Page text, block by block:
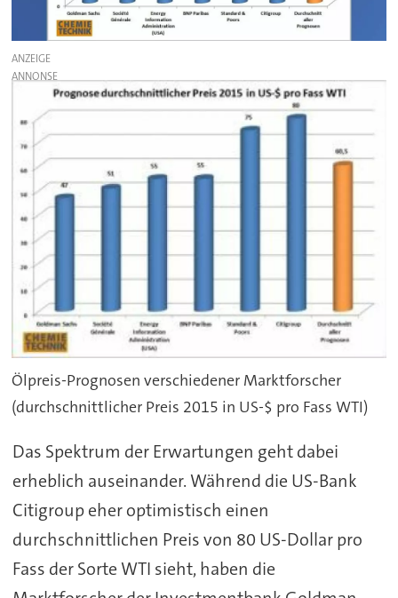
ANZEIGE
Ölpreis-Prognosen verschiedener Marktforscher
(durchschnittlicher Preis 2015 in US-$ pro Fass WTI)
Das Spektrum der Erwartungen geht dabei
erheblich auseinander. Während die US-Bank
Citigroup eher optimistisch einen
durchschnittlichen Preis von 80 US-Dollar pro
Fass der Sorte WTI sieht, haben die